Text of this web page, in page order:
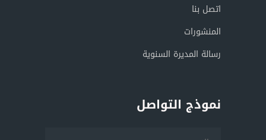
اتصل بنا
المنشورات
رسالة المديرة السنوية
نموذج التواصل